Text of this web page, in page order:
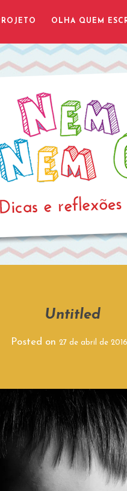
OLHA QUEM
Untitled
Posted on27 de abril de 2016